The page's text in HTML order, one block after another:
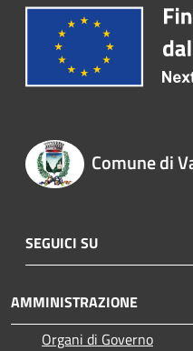
Comune di
SEGUICI SU
AMMINISTRAZIONE
Organi di Governo